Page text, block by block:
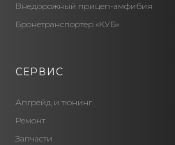
Внедорожный прицеп-амфибия
Бронетранспортер «КУБ»
СЕРВИС
Апгрейд и тюнинг
Ремонт
Запчасти